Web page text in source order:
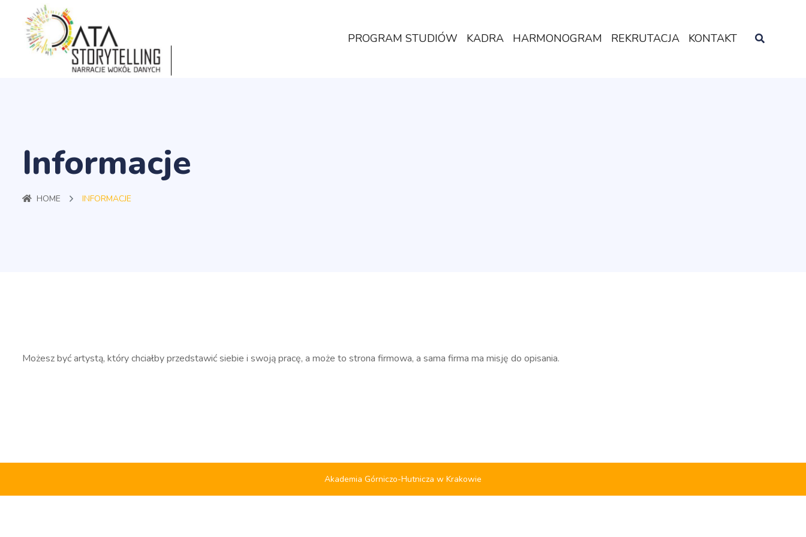
PROGRAM STUDIÓW KADRA HARMONOGRAM REKRUTACJA KONTAKT
Informacje
HOME INFORMACJE
Możesz być artystą, który chciałby przedstawić siebie i swoją pracę, a może to strona firmowa, a sama firma ma misję do opisania.
Akademia Górniczo-Hutnicza w Krakowie